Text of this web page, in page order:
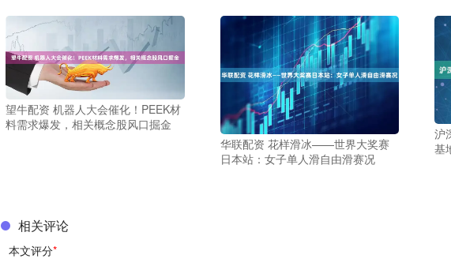
望牛配资 机器人大会催化！PEEK材
料需求爆发，相关概念股风口掘金
华联配资 花样滑冰——世界大奖赛
日本站：女子单人滑自由滑赛况
沪
基
相关评论
本文评分*